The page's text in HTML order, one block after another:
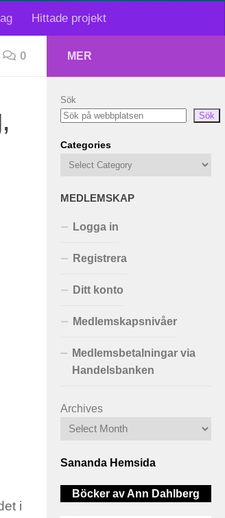
Hittade projekt
0
i
MER
Sök
Sök
Categories
MEDLEMSKAP
Logga in
Registrera
Ditt konto
Medlemskapsnivåer
Medlemsbetalningar via
Handelsbanken
Archives
Sananda Hemsida
Böcker av Ann Dahlberg